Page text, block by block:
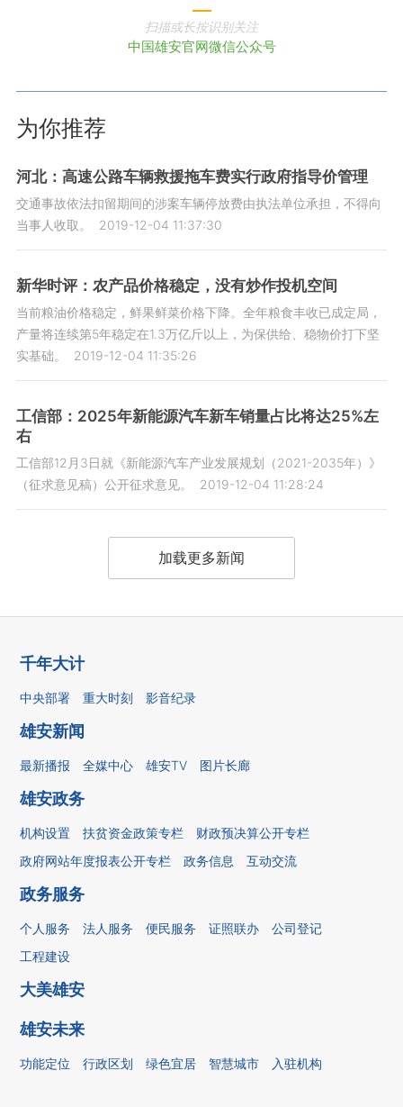
扫描或长按识别关注
中国雄安官网微信公众号
为你推荐
河北：高速公路车辆救援拖车费实行政府指导价管理
交通事故依法扣留期间的涉案车辆停放费由执法单位承担，不得向
当事人收取。
2019-12-04 11:37:30
新华时评：农产品价格稳定，没有炒作投机空间
当前粮油价格稳定，鲜果鲜菜价格下降。全年粮食丰收已成定局，
产量将连续第5年稳定在1.3万亿斤以上，为保供给、稳物价打下坚
实基础。
2019-12-04 11:35:26
工信部：2025年新能源汽车新车销量占比将达25%左
右
工信部12月3日就《新能源汽车产业发展规划（2021-2035年）》
（征求意见稿）公开征求意见。
2019-12-04 11:28:24
加载更多新闻
千年大计
中央部署 重大时刻 影音纪录
雄安新闻
最新播报 全媒中心 雄安TV 图片长廊
雄安政务
机构设置 扶贫资金政策专栏
财政预决算公开专栏
政府网站年度报表公开专栏
政务信息 互动交流
政务服务
个人服务 法人服务 便民服务 证照联办
公司登记
工程建设
大美雄安
雄安未来
功能定位 行政区划 绿色宜居 智慧城市 入驻机构